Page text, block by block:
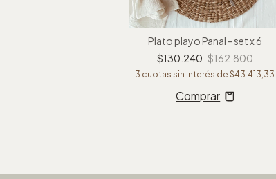
Plato playo Panal - set x 6
$130.240 $162.800
3 cuotas sin interés de$43.413,33